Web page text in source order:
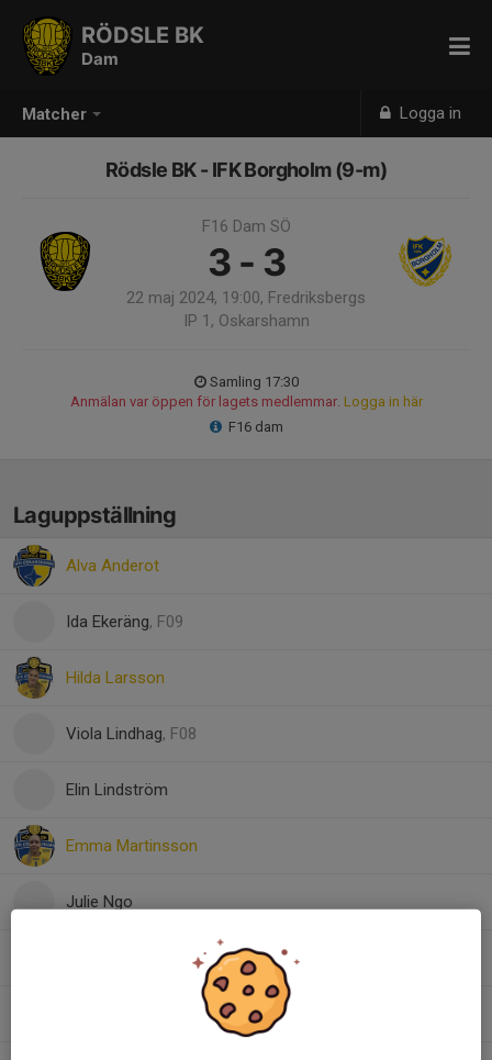
Matcher Logga in
RÖDSLE BK
Dam
Rödsle BK - IFK Borgholm (9-m)
F16 Dam SÖ
3 - 3
22 maj 2024, 19:00, Fredriksbergs
IP 1, Oskarshamn
Samling 17:30
Anmälan var öppen för lagets medlemmar. Logga in här
F16 dam
Laguppställning
Alva Anderot
Ida Ekeräng, F09
Hilda Larsson
Viola Lindhag, F08
Elin Lindström
Emma Martinsson
Julie Ngo
, F09